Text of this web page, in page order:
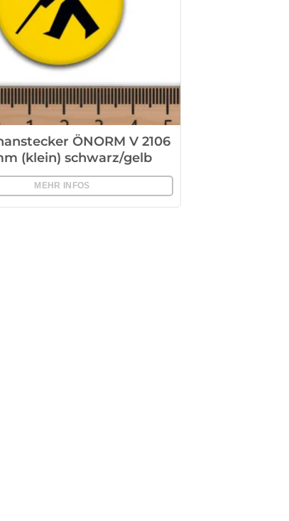
ÖNORM V 2106
(klein) schwarz/gelb
MEHR INFOS